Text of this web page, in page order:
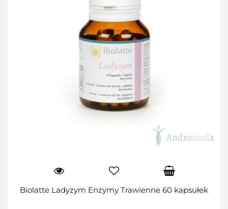
Biolatte Ladyzym Enzymy Trawienne 60 kapsułek